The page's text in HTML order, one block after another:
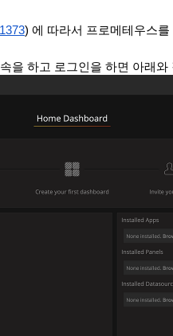
) 에 따라서 프로메테우스
을 하고 로그인을 하면 아래와